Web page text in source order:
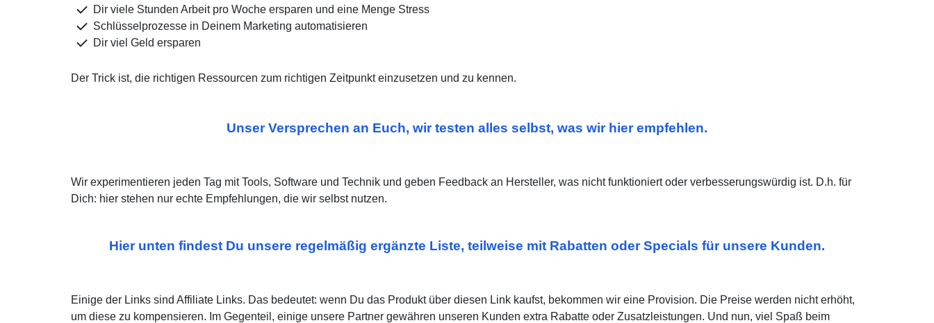
Dir viele Stunden Arbeit pro Woche ersparen und eine Menge Stress
Schlüsselprozesse in Deinem Marketing automatisieren
Dir viel Geld ersparen
Der Trick ist, die richtigen Ressourcen zum richtigen Zeitpunkt einzusetzen und zu kennen.
Unser Versprechen an Euch, wir testen alles selbst, was wir hier empfehlen.
Wir experimentieren jeden Tag mit Tools, Software und Technik und geben Feedback an Hersteller, was nicht funktioniert oder verbesserungswürdig ist. D.h. für
Dich: hier stehen nur echte Empfehlungen, die wir selbst nutzen.
Hier unten findest Du unsere regelmäßig ergänzte Liste, teilweise mit Rabatten oder Specials für unsere Kunden.
Einige der Links sind Affiliate Links. Das bedeutet: wenn Du das Produkt über diesen Link kaufst, bekommen wir eine Provision. Die Preise werden nicht erhöht,
um diese zu kompensieren. Im Gegenteil, einige unsere Partner gewähren unseren Kunden extra Rabatte oder Zusatzleistungen. Und nun, viel Spaß beim